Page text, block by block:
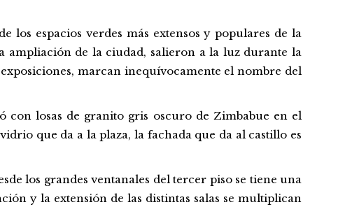
de los espacios verdes más extensos y populares de la
ampliación de la ciudad, salieron a la luz durante la
marcan inequívocamente elnombre del
conlosas de granito gris oscurode Zimbabue en el
vidrio que da a laplaza, la fachada que da al castillo es
los grandes ventanales del tercer pisose tieneuna
y la extensión de las distintas salas se multiplican